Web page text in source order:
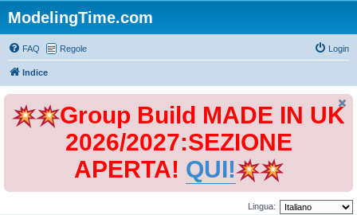
ModelingTime.com
FAQ Regole Login
Indice
Group Build MADE IN UK
2026/2027:SEZIONE
APERTA! QUI!
Lingua: